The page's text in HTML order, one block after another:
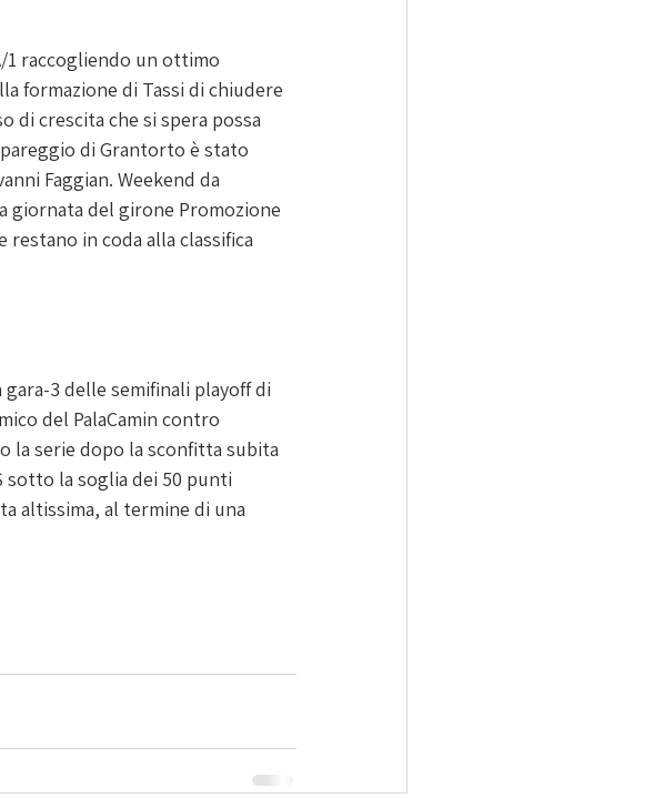
1 raccogliendo un ottimo
formazione di Tassi di chiudere
di crescita che si spera possa
di Grantorto è stato
Faggian. Weekend da
giornata del girone Promozione
restano in coda alla classifica
3 delle semifinali playoff di
del PalaCamin contro
la serie dopo la sconfitta subita
sotto la soglia dei 50 punti
altissima, al termine di una